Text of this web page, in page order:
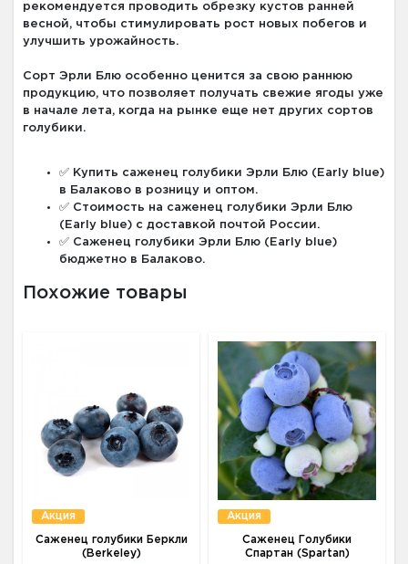
рекомендуется проводить обрезку кустов ранней
весной, чтобы стимулировать рост новых побегов и
улучшить урожайность.
Сорт Эрли Блю особенно ценится за свою раннюю
продукцию, что позволяет получать свежие ягоды уже
в начале лета, когда на рынке еще нет других сортов
голубики.
✅ Купить саженец голубики Эрли Блю (Early blue)
в Балаково в розницу и оптом.
✅ Стоимость на саженец голубики Эрли Блю
(Early blue) с доставкой почтой России.
✅ Саженец голубики Эрли Блю (Early blue)
бюджетно в Балаково.
Похожие товары
Акция
Саженец голубики Беркли
(Berkeley)
Акция
Саженец Голубики
Спартан (Spartan)